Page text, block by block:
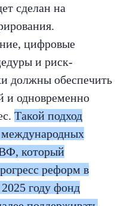
сделан на
цифровые
и риск-
должны обеспечить
и одновременно
Такой подход
международных
который
реформ в
году фонд